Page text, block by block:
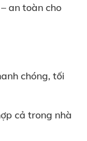
an toàn cho
chóng, tối
cả trong nhà